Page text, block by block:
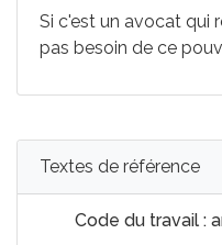
Si c'est un avocat qui
pas besoin de ce
Textes de référence
Code du travail :